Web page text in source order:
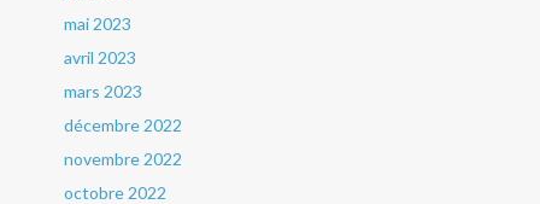
mai 2023
avril 2023
mars 2023
décembre 2022
novembre 2022
octobre 2022